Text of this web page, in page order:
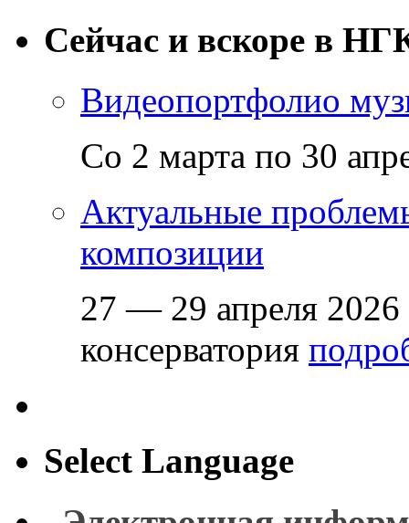
Сейчас и вскоре в
Видеопортфолио
Со 2 марта по 30
Актуальные
композиции
27 — 29 апреля 2026
консерватория
Select Language